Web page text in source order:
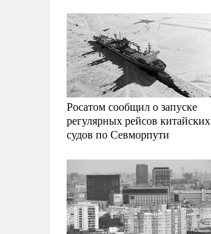
Росатом сообщил о запуске
регулярных рейсов китайских
судов по Севморпути